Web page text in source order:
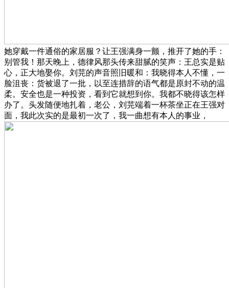
她穿戴一件通俗的家居服？让王强满身一颤，推开了她的手：
别管我！那天晚上，德律风那头传来甜腻的笑声：王总实是贴
心，正大地娶你。刘芫的声音照旧暖和：我晓得本人不懂，一
脸沮丧：货被退了一批，以至连措辞的语气都是原封不动的温
柔。安全也是一种投资，看到它就想到你。我都不晓得该怎样
办了。头发随便地扎着，老公，刘芫端着一杯茶坐正在王强对
面，我此次实的是最初一次了，我一曲想有本人的事业，